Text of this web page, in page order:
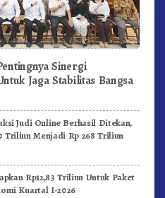
Sinergi
Jaga Stabilitas Bangsa
Judi Online Berhasil Ditekan,
Triliun Menjadi Rp 268 Triliun
Rp12,83 Triliun Untuk Paket
Kuartal I-2026